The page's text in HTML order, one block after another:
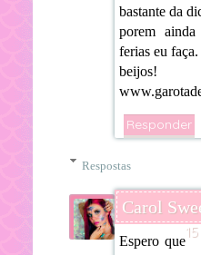
bastante da
porem
ferias eu faça.
beijos!
Responder
Respostas
Carol
Espero que